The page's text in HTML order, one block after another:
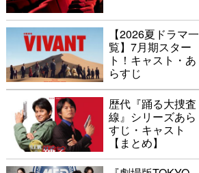
【2026夏ドラマ一
覧】7月期スター
ト！キャスト・あ
らすじ
歴代『踊る大捜査
線』シリーズあら
すじ・キャスト
【まとめ】